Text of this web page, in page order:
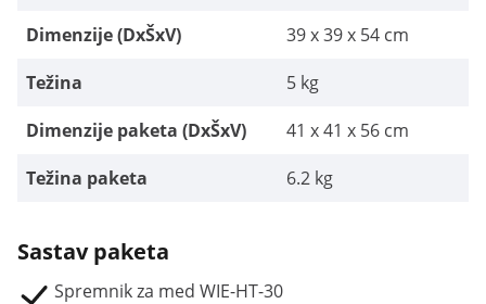
Dimenzije (DxŠxV)
39 x 39 x 54 cm
Težina
5 kg
Dimenzije paketa (DxŠxV)
41 x 41 x 56 cm
Težina paketa
6.2 kg
Sastav paketa
Spremnik za med WIE-HT-30